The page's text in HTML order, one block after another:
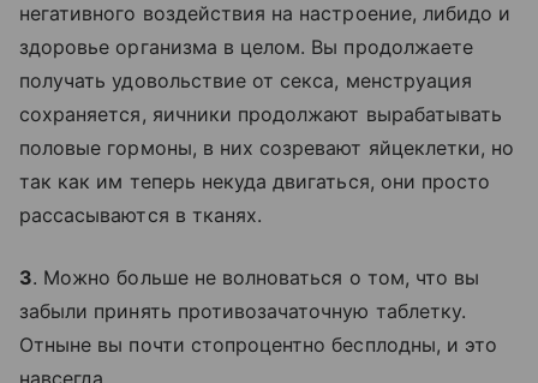
негативного воздействия на настроение, либидо и
здоровье организма в целом. Вы продолжаете
получать удовольствие от секса, менструация
сохраняется, яичники продолжают вырабатывать
половые гормоны, в них созревают яйцеклетки, но
так как им теперь некуда двигаться, они просто
рассасываются в тканях.
3. Можно больше не волноваться о том, что вы
забыли принять противозачаточную таблетку.
Отныне вы почти стопроцентно бесплодны, и это